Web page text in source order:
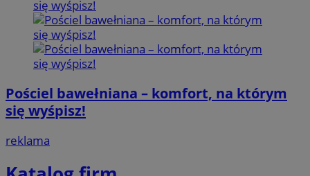
Pościel bawełniana – komfort, na którym
się wyśpisz!
reklama